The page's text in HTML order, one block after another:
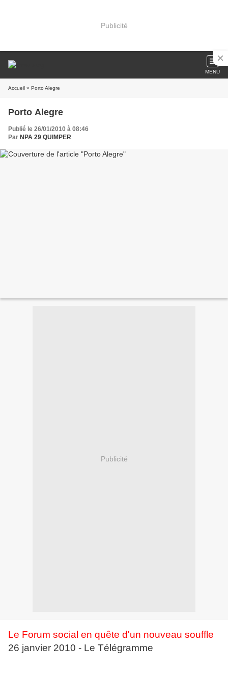
Publicité
MENU
Accueil » Porto Alegre
Porto Alegre
Publié le 26/01/2010 à 08:46
Par NPA 29 QUIMPER
Publicité
Le Forum social en quête d'un nouveau souffle
26 janvier 2010 - Le Télégramme